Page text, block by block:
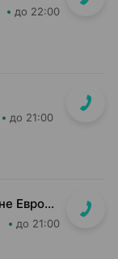
до 22:00
до 21:00
ул. Есенина, д. 76-1 (ТЦ Maximus, в м-не Евроопт Super)
до 21:00